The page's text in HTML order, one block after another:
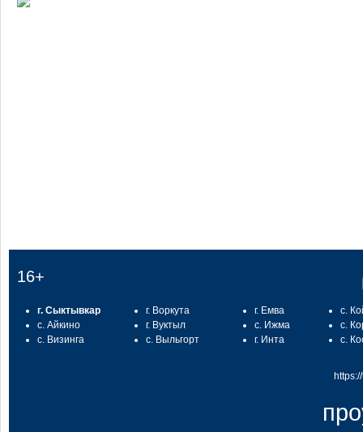
16+
г. Сыктывкар
с. Айкино
с. Визинга
г. Воркута
г. Вуктыл
с. Выльгорт
г. Емва
с. Ижма
г. Инта
с.
с.
с.